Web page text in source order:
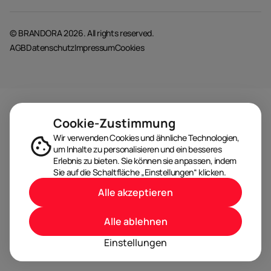
© BRANDORA 2026. All rights reserved.
AGBDatenschutzImpressumCookies
Cookie-Zustimmung
Wir verwenden Cookies und ähnliche Technologien,
um Inhalte zu personalisieren und ein besseres
Erlebnis zu bieten. Sie können sie anpassen, indem
Sie auf die Schaltfläche „Einstellungen“ klicken.
Einstellungen
Alle ablehnen
Alle akzeptieren